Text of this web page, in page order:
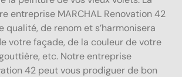
entreprise MARCHAL Renovation 42
qualité, de renom et s’harmonisera
votre façade, de la couleur de votre
etc. Notre entreprise
42 peut vous prodiguer de bon